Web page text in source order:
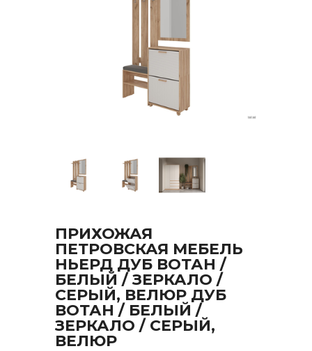
ПРИХОЖАЯ
ПЕТРОВСКАЯ МЕБЕЛЬ
НЬЕРД ДУБ ВОТАН /
БЕЛЫЙ / ЗЕРКАЛО /
СЕРЫЙ, ВЕЛЮР ДУБ
ВОТАН / БЕЛЫЙ /
ЗЕРКАЛО / СЕРЫЙ,
ВЕЛЮР